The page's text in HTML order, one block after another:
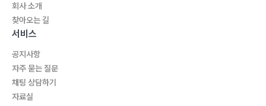
회사 소개
찾아오는 길
서비스
공지사항
자주 묻는 질문
채팅 상담하기
자료실